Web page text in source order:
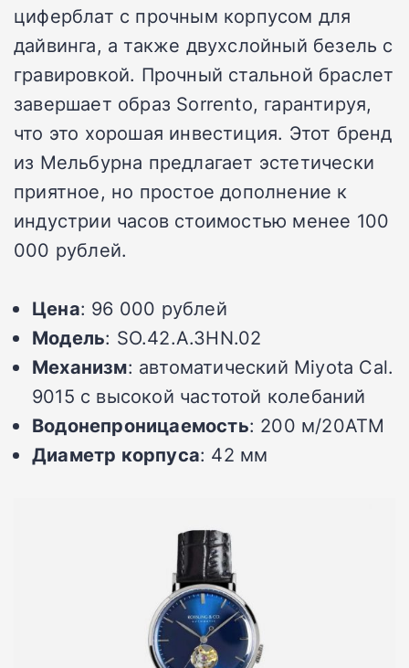
циферблат с прочным корпусом для
дайвинга, а также двухслойный безель с
гравировкой. Прочный стальной браслет
завершает образ Sorrento, гарантируя,
что это хорошая инвестиция. Этот бренд
из Мельбурна предлагает эстетически
приятное, но простое дополнение к
индустрии часов стоимостью менее 100
000 рублей.
Цена: 96 000 рублей
Модель: SO.42.A.3HN.02
Механизм: автоматический Miyota Cal.
9015 с высокой частотой колебаний
Водонепроницаемость: 200 м/20ATM
Диаметр корпуса: 42 мм